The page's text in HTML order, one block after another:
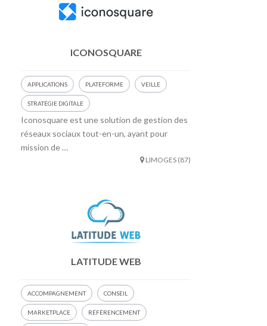
ICONOSQUARE
APPLICATIONS PLATEFORME VEILLE
STRATÉGIE DIGITALE
Iconosquare est une solution de gestion des
réseaux sociaux tout-en-un, ayant pour
mission de …
LIMOGES (87)
LATITUDE WEB
ACCOMPAGNEMENT CONSEIL
MARKETPLACE RÉFÉRENCEMENT